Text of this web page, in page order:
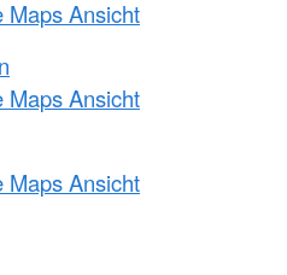
Maps Ansicht
Maps Ansicht
Maps Ansicht